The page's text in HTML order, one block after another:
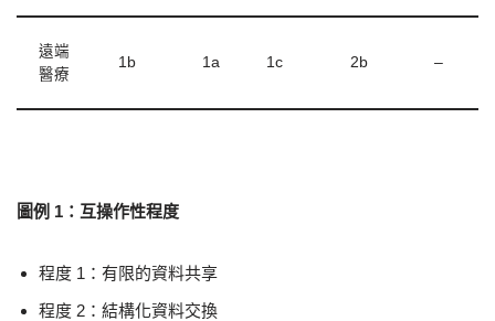
遠端
醫療
1b 1a 1c 2b –
圖例 1：互操作性程度
程度 1：有限的資料共享
程度 2：結構化資料交換